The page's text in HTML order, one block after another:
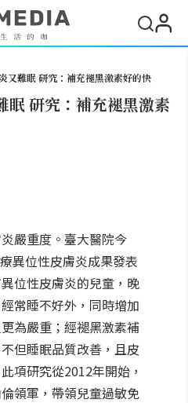
又難眠 研究：補充褪黑激素好的快
眠 研究：補充褪黑激素
嚴重度。臺大醫院今
異位性皮膚炎成果發表
位性皮膚炎的兒童，晚
常睡不好外，同時增加
為嚴重；經褪黑激素補
但睡眠品質改善，且皮
項研究從2012年開始，
領軍，帶領兒童過敏免